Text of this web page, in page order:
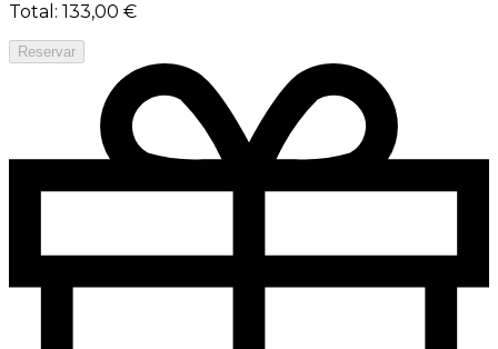
Total : 133,00 €
Reservar